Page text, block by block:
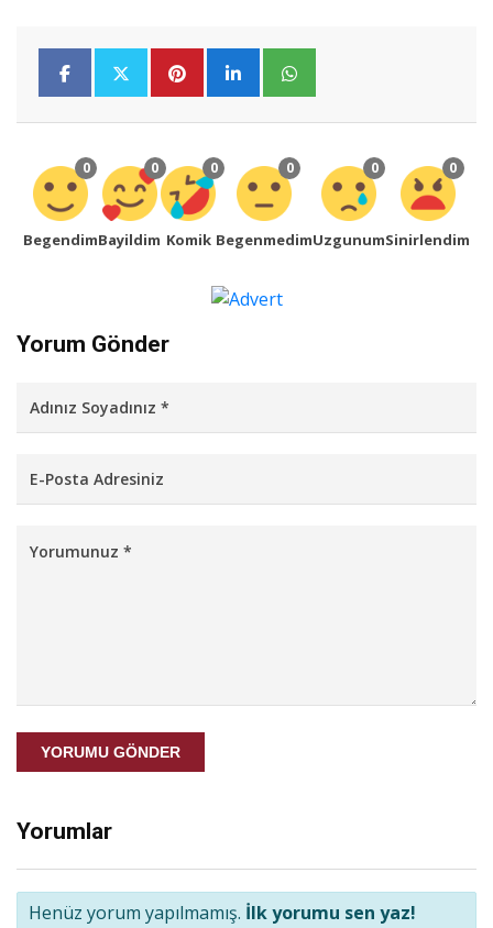
0
Begendim
0
Bayildim
0
Komik
0
Begenmedim
0
Uzgunum
0
Sinirlendim
Yorum Gönder
YORUMU GÖNDER
Yorumlar
Henüz yorum yapılmamış. İlk yorumu sen yaz!